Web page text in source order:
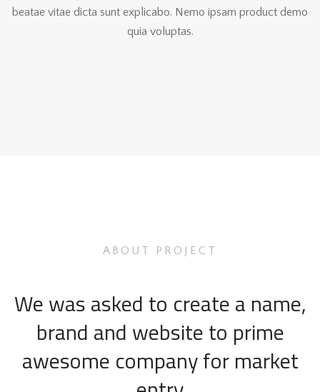
beatae vitae dicta sunt explicabo. Nemo ipsam product demo
quia voluptas.
ABOUT PROJECT
We was asked to create a name,
brand and website to prime
awesome company for market